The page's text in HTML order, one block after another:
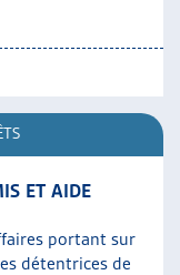
ET AIDE
portant sur
détentrices de